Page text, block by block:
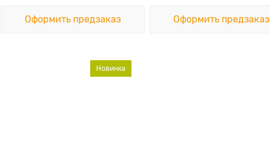
Оформить предзаказ Оформить предзаказ
Новинка